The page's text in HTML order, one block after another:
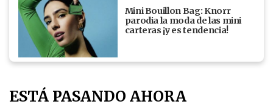
Mini Bouillon Bag: Knorr
parodia la moda de las mini
carteras ¡y es tendencia!
ESTÁ PASANDO AHORA